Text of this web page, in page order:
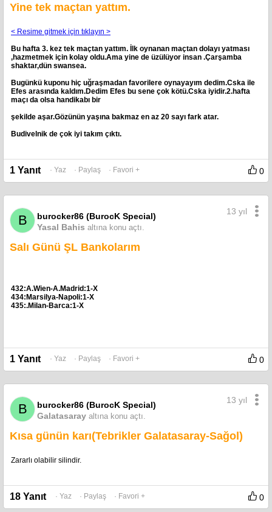
Yine tek maçtan yattım.
< Resime gitmek için tıklayın >
Bu hafta 3. kez tek maçtan yattım. İlk oynanan maçtan dolayı yatması
,hazmetmek için kolay oldu.Ama yine de üzülüyor insan .Çarşamba
shaktar,dün swansea.
Bugünkü kuponu hiç uğraşmadan favorilere oynayayım dedim.Cska ile
Efes arasında kaldım.Dedim Efes bu sene çok kötü.Cska iyidir.2.hafta
maçı da olsa handikabı bir
şekilde aşar.Gözünün yaşına bakmaz en az 20 sayı fark atar.
Budivelnik de çok iyi takım çıktı.
1 Yanıt · Yaz · Paylaş · Favori + 0
B
burocker86 (BurocK Special)
Yasal Bahis altına konu açtı.
13 yıl
Salı Günü ŞL Bankolarım
432:A.Wien-A.Madrid:1-X
434:Marsilya-Napoli:1-X
435:.Milan-Barca:1-X
1 Yanıt · Yaz · Paylaş · Favori + 0
B
burocker86 (BurocK Special)
Galatasaray altına konu açtı.
13 yıl
Kısa günün karı(Tebrikler Galatasaray-Sağol)
Zararlı olabilir silindir.
18 Yanıt · Yaz · Paylaş · Favori + 0